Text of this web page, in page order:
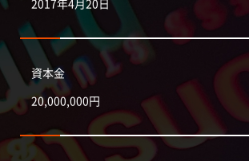
2017年4月20日
資本金
20,000,000円